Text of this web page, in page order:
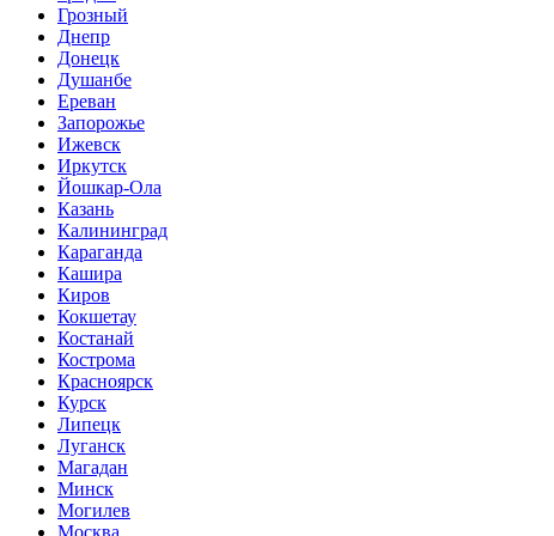
Грозный
Днепр
Донецк
Душанбе
Ереван
Запорожье
Ижевск
Иркутск
Йошкар-Ола
Казань
Калининград
Караганда
Кашира
Киров
Кокшетау
Костанай
Кострома
Красноярск
Курск
Липецк
Луганск
Магадан
Минск
Могилев
Москва